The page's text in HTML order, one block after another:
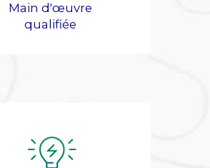
Main d'œuvre
qualifiée